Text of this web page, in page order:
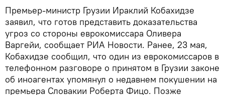
Премьер-министр Грузии Ираклий Кобахидзе
заявил, что готов представить доказательства
угроз со стороны еврокомиссара Оливера
Варгейи, сообщает РИА Новости. Ранее, 23 мая,
Кобахидзе сообщил, что один из еврокомиссаров в
телефонном разговоре о принятом в Грузии законе
об иноагентах упомянул о недавнем покушении на
премьера Словакии Роберта Фицо. Позже